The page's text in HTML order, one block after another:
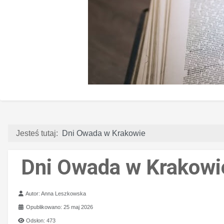
Jesteś tutaj: Dni Owada w Krakowie
Dni Owada w
Szczegóły
Autor:Anna Leszkowska
Opublikowano: 25 maj 2026
Odsłon: 473